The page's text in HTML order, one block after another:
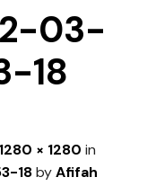
03-
18
1280 × 1280 in
18byAfifah